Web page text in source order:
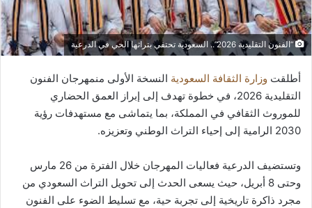
“الفنون التقليدية 2026”.. السعودية تحتفي بتراثها الحي في الدرعية
أطلقت وزارة الثقافة السعودية النسخة الأولى منمهرجان الفنون
التقليدية 2026، في خطوة تهدف إلى إبراز العمق الحضاري
للموروث الثقافي في المملكة، بما يتماشى مع مستهدفات رؤية
2030 الرامية إلى إحياء التراث الوطني وتعزيزه.
وتستضيف الدرعية فعاليات المهرجان خلال الفترة من 26 مارس
وحتى 8 أبريل، حيث يسعى الحدث إلى تحويل التراث السعودي من
مجرد ذاكرة تاريخية إلى تجربة حية، مع تسليط الضوء على الفنون